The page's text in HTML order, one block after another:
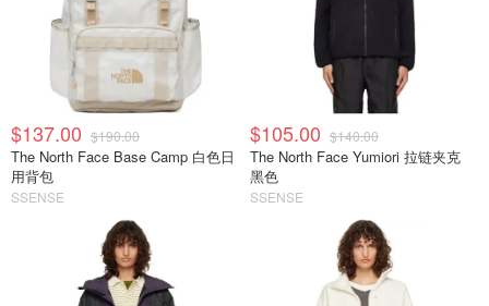
$137.00 $190.00
The North Face Base Camp 白色日
用背包
SSENSE
$105.00 $140.00
The North Face Yumiori 拉链夹克
黑色
SSENSE